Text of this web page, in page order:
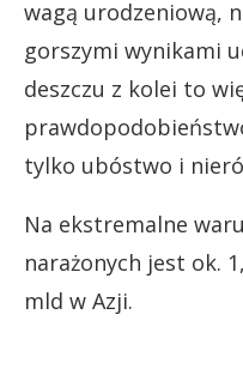
wagą urodzeniową,
gorszymi wynikami
deszczu z kolei to
tylko ubóstwo i
Na ekstremalne
narażonych jest ok.
mld w Azji.